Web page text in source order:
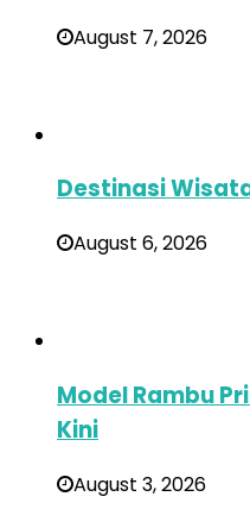
August 7, 2026
Destinasi
August 6, 2026
Model Rambu
Kini
August 3, 2026